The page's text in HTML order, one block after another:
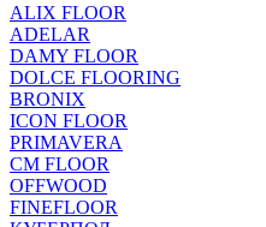
ALIX FLOOR
ADELAR
DAMY FLOOR
DOLCE FLOORING
BRONIX
ICON FLOOR
PRIMAVERA
CM FLOOR
OFFWOOD
FINEFLOOR